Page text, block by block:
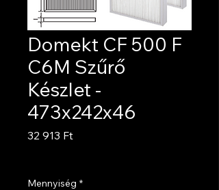
Domekt CF 500 F
C6M Szűrő
Készlet -
473x242x46
32 913 FtÁr
Mennyiség *